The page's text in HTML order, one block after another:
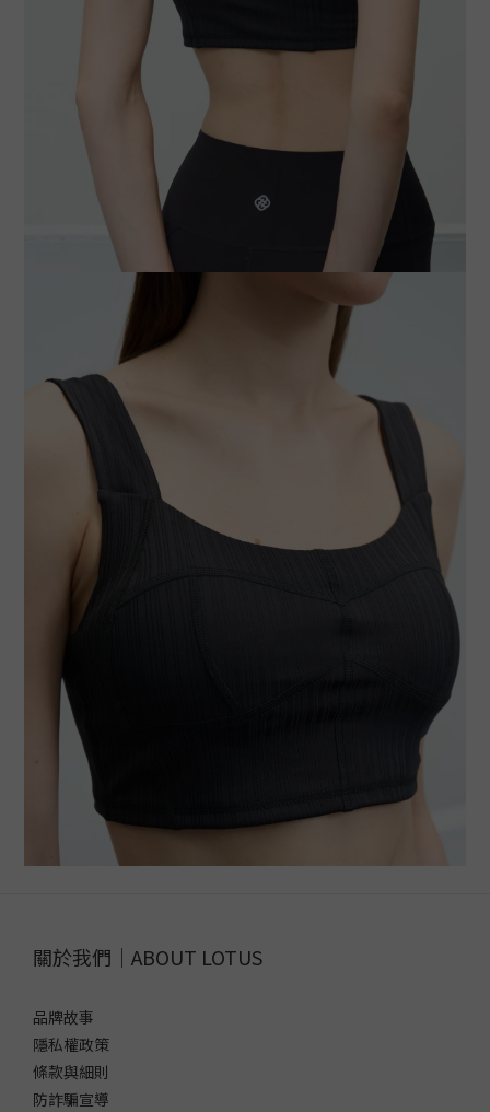
關於我們｜ABOUT LOTUS
品牌故事
隱私權政策
條款與細則
防詐騙宣導